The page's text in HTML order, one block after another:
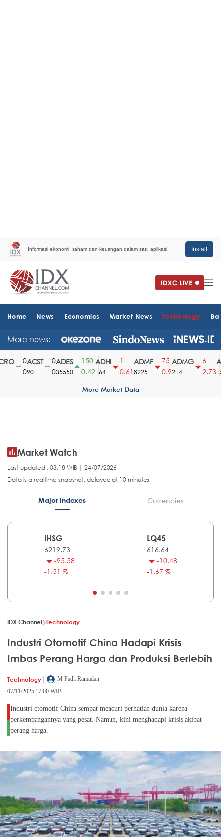
Informasi ekonomi, saham dan keuangan dalam satu aplikasi. Install
Home News Economics Market News Technology
More news:
ACST
90
ADES
35550
150
0.42
ADHI
164
0.61
ADMF
8225
75
0.9
ADMG
214
2.73
More Market Data
Market Watch
Last updated : 03.18 WIB | 24/07/2026
Data is a realtime snapshot, delayed at 10 minutes
Major Indexes Currencies
IHSG
6219.73
-95.58
-1.51 %
LQ45
616.64
-10.48
-1.67 %
IDX Channel Technology
Industri Otomotif China Hadapi Krisis
Imbas Perang Harga dan Produksi Berlebih
Technology |
M Fadli Ramadan
07/11/2025 17:00 WIB
Industri otomotif China sempat mencuri perhatian dunia karena
perkembangannya yang pesat. Namun, kini menghadapi krisis akibat
perang harga.